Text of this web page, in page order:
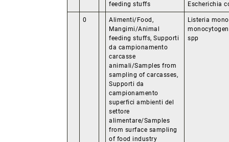
feeding stuffs
Escherichia
0
Alimenti/Food,
Mangimi/Animal
feeding stuffs, Supporti
da campionamento
carcasse
animali/Samples from
sampling of carcasses,
Supporti da
campionamento
superfici ambienti del
settore
alimentare/Samples
from surface sampling
of food industry
Listeria
spp